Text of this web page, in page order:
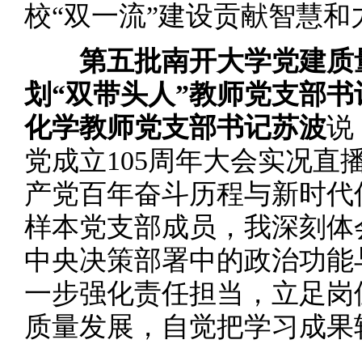
校“双一流”建设贡献智慧和
第五批南开大学党建
划“双带头人”教师党支部
化学教师党支部书记苏波说
党成立105周年大会实况直
产党百年奋斗历程与新时
样本党支部成员，我深刻
中央决策部署中的政治功
一步强化责任担当，立足
质量发展，自觉把学习成